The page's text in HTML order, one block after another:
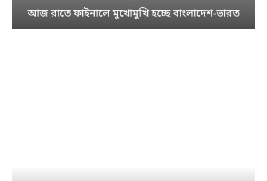
আজ রাতে ফাইনালে মুখোমুখি হচ্ছে বাংলাদেশ-ভারত